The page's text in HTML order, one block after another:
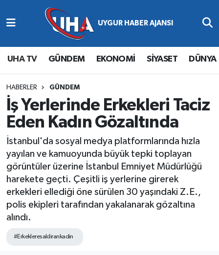
UHA TV GÜNDEM EKONOMİ SİYASET DÜNYA
HABERLER GÜNDEM
İş Yerlerinde Erkekleri Taciz
Eden Kadın Gözaltında
İstanbul'da sosyal medya platformlarında hızla
yayılan ve kamuoyunda büyük tepki toplayan
görüntüler üzerine İstanbul Emniyet Müdürlüğü
harekete geçti. Çeşitli iş yerlerine girerek
erkekleri ellediği öne sürülen 30 yaşındaki Z.E.,
polis ekipleri tarafından yakalanarak gözaltına
alındı.
#Erkekleresaldirankadin
Abone Ol
Gündem
Ekonomi
Magazin
Siyaset
Spor
Yaşam
Nöbetçi Eczaneler
Hava Durumu
Namaz Vakitleri
Trafik Durumu
Süper Lig Puan Durumu ve Fikstür
Tüm Manşetler
Son Dakika Haberleri
Haber Arşivi